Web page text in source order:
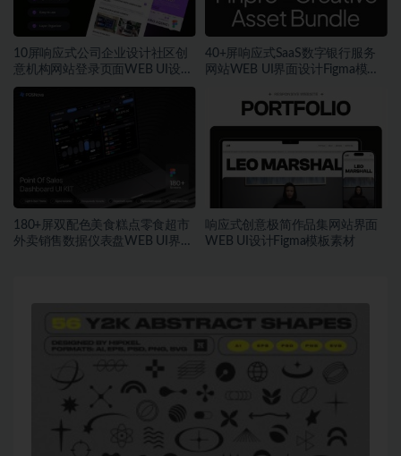
10屏响应式公司企业设计社区创
意机构网站登录页面WEB UI设计
Figma模板素材
40+屏响应式SaaS数字银行服务
网站WEB UI界面设计Figma模板
180+屏双配色美食糕点零食超市
外卖销售数据仪表盘WEB UI界面
响应式创意极简作品集网站界面
WEB UI设计Figma模板素材